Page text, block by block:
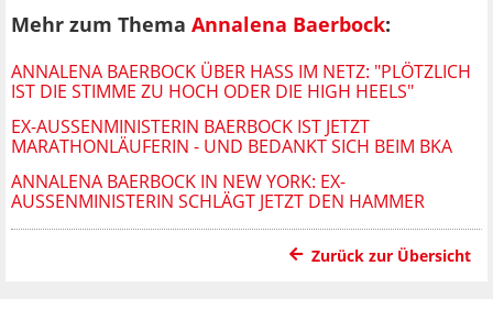
Mehr zum Thema Annalena Baerbock:
ANNALENA BAERBOCK ÜBER HASS IM NETZ: "PLÖTZLICH
IST DIE STIMME ZU HOCH ODER DIE HIGH HEELS"
EX-AUSSENMINISTERIN BAERBOCK IST JETZT M
ARATHONLÄUFERIN - UND BEDANKT SICH BEIM BKA
ANNALENA BAERBOCK IN NEW YORK: EX-
AUSSENMINISTERIN SCHLÄGT JETZT DEN HAMMER
Zurück zur Übersicht